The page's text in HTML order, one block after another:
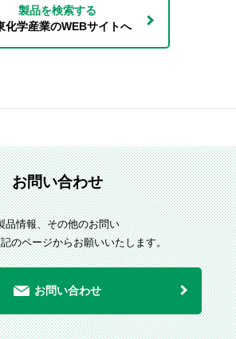
製品を検索する
化学産業のWEBサイトへ
お問い合わせ
品情報、その他のお問い
のページからお願いいたします。
お問い合わせ